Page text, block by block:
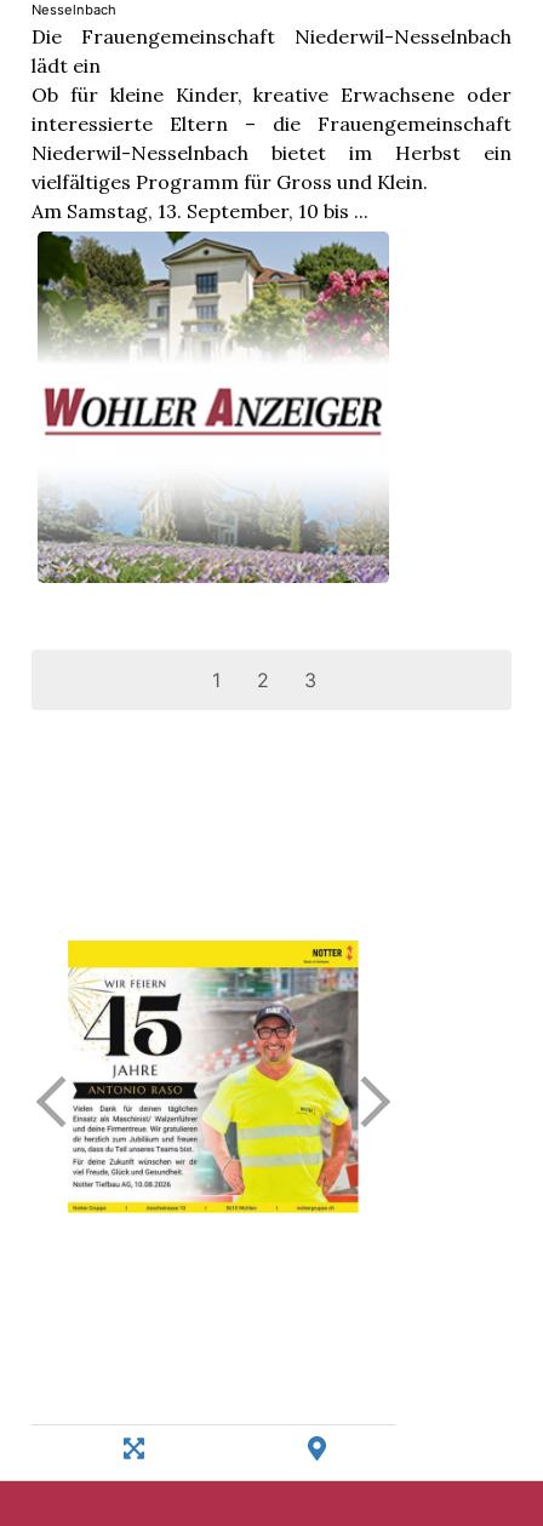
Nesselnbach
Die Frauengemeinschaft Niederwil-Nesselnbach
lädt ein
Ob für kleine Kinder, kreative Erwachsene oder
interessierte Eltern – die Frauengemeinschaft
Niederwil-Nesselnbach bietet im Herbst ein
vielfältiges Programm für Gross und Klein.
Am Samstag, 13. September, 10 bis ...
1 2 3